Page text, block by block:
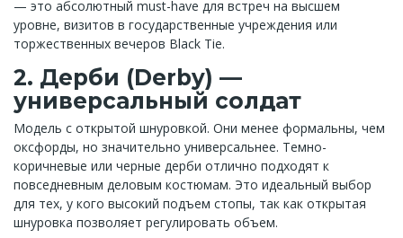
— это абсолютный must-have для встреч на высшем
уровне, визитов в государственные учреждения или
торжественных вечеров Black Tie.
2. Дерби (Derby) —
универсальный солдат
Модель с открытой шнуровкой. Они менее формальны, чем
оксфорды, но значительно универсальнее. Темно-
коричневые или черные дерби отлично подходят к
повседневным деловым костюмам. Это идеальный выбор
для тех, у кого высокий подъем стопы, так как открытая
шнуровка позволяет регулировать объем.